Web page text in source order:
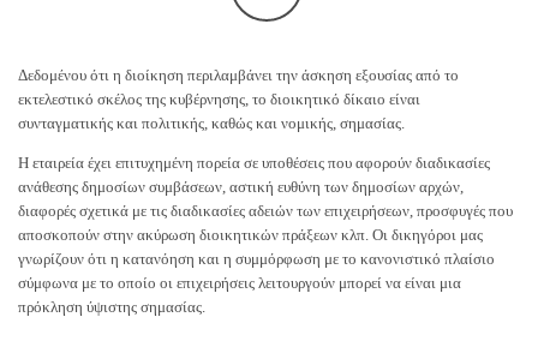
Δεδομένου ότι η διοίκηση περιλαμβάνει την άσκηση εξουσίας από το
εκτελεστικό σκέλος της κυβέρνησης, το διοικητικό δίκαιο είναι
συνταγματικής και πολιτικής, καθώς και νομικής, σημασίας.
Η εταιρεία έχει επιτυχημένη πορεία σε υποθέσεις που αφορούν διαδικασίες
ανάθεσης δημοσίων συμβάσεων, αστική ευθύνη των δημοσίων αρχών,
διαφορές σχετικά με τις διαδικασίες αδειών των επιχειρήσεων, προσφυγές που
αποσκοπούν στην ακύρωση διοικητικών πράξεων κλπ. Οι δικηγόροι μας
γνωρίζουν ότι η κατανόηση και η συμμόρφωση με το κανονιστικό πλαίσιο
σύμφωνα με το οποίο οι επιχειρήσεις λειτουργούν μπορεί να είναι μια
πρόκληση ύψιστης σημασίας.